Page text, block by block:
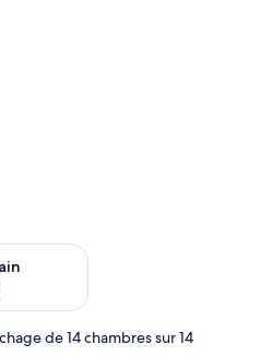
week-end prochain août 14 -
de 14 chambres sur 14